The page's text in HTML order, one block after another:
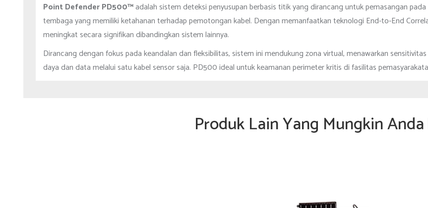
Point Defender PD500™adalah sistem deteksi penyusupan berbasis titik yang dirancang untuk pemasangan
tembaga yang memiliki ketahanan terhadap pemotongan kabel. Dengan memanfaatkan teknologi End-to-End
meningkat secara signifikan dibandingkan sistem lainnya.
Dirancang dengan fokus pada keandalan dan fleksibilitas, sistem ini mendukung zona virtual, menawarkan
daya dan data melalui satu kabel sensor saja. PD500 ideal untuk keamanan perimeter kritis di fasilitas
Produk Lain Yang Mungkin